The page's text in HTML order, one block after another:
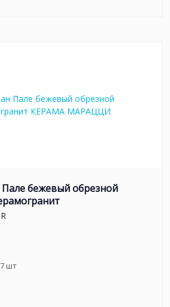
Пале бежевый обрезной
7шт